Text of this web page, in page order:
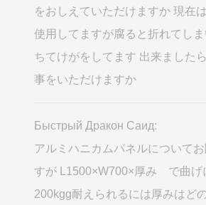
をおしえていただけますか 現在
使用してますが腐ると折れてし
ちてけがをしてます 出来ました
事をいただけますか
Быстрый Дракон Саид:
アルミハニカムパネルについて
すが L1500×W700×厚み で曲げ
200kgg耐えられるには厚みはど